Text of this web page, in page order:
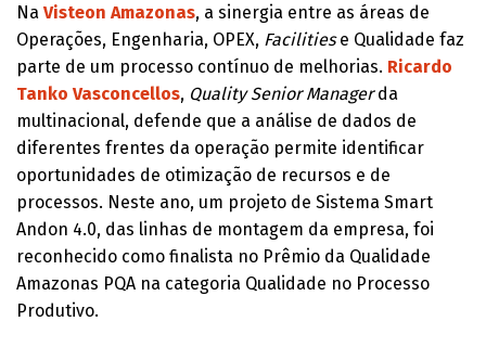
Na Visteon Amazonas, a sinergia entre as áreas de
Operações, Engenharia, OPEX, Facilitiese Qualidade faz
parte de um processo contínuo de melhorias. Ricardo
Tanko Vasconcellos, Quality Senior Managerda
multinacional, defende que a análise de dados de
diferentes frentes da operação permite identificar
oportunidades de otimização de recursos e de
processos. Neste ano, um projeto de Sistema Smart
Andon 4.0, das linhas de montagem da empresa, foi
reconhecido como finalista no Prêmio da Qualidade
Amazonas PQA na categoria Qualidade no Processo
Produtivo.